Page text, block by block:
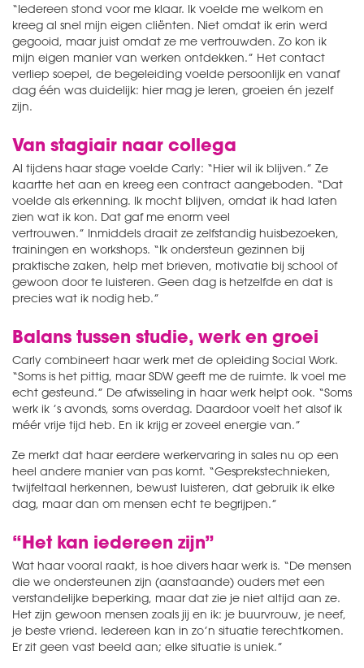
“Iedereen stond voor me klaar. Ik voelde me welkom en
kreeg al snel mijn eigen cliënten. Niet omdat ik erin werd
gegooid, maar juist omdat ze me vertrouwden. Zo kon ik
mijn eigen manier van werken ontdekken.” Het contact
verliep soepel, de begeleiding voelde persoonlijk en vanaf
dag één was duidelijk: hier mag je leren, groeien én jezelf
zijn.
Van stagiair naar collega
Al tijdens haar stage voelde Carly: “Hier wil ik blijven.” Ze
kaartte het aan en kreeg een contract aangeboden. “Dat
voelde als erkenning. Ik mocht blijven, omdat ik had laten
zien wat ik kon. Dat gaf me enorm veel
vertrouwen.” Inmiddels draait ze zelfstandig huisbezoeken,
trainingen en workshops. “Ik ondersteun gezinnen bij
praktische zaken, help met brieven, motivatie bij school of
gewoon door te luisteren. Geen dag is hetzelfde en dat is
precies wat ik nodig heb.”
Balans tussen studie, werk en groei
Carly combineert haar werk met de opleiding Social Work.
“Soms is het pittig, maar SDW geeft me de ruimte. Ik voel me
echt gesteund.” De afwisseling in haar werk helpt ook. “Soms
werk ik ’s avonds, soms overdag. Daardoor voelt het alsof ik
méér vrije tijd heb. En ik krijg er zoveel energie van.”
Ze merkt dat haar eerdere werkervaring in sales nu op een
heel andere manier van pas komt. “Gesprekstechnieken,
twijfeltaal herkennen, bewust luisteren, dat gebruik ik elke
dag, maar dan om mensen echt te begrijpen.”
“Het kan iedereen zijn”
Wat haar vooral raakt, is hoe divers haar werk is. “De mensen
die we ondersteunen zijn (aanstaande) ouders met een
verstandelijke beperking, maar dat zie je niet altijd aan ze.
Het zijn gewoon mensen zoals jij en ik: je buurvrouw, je neef,
je beste vriend. Iedereen kan in zo’n situatie terechtkomen.
Er zit geen vast beeld aan; elke situatie is uniek.”